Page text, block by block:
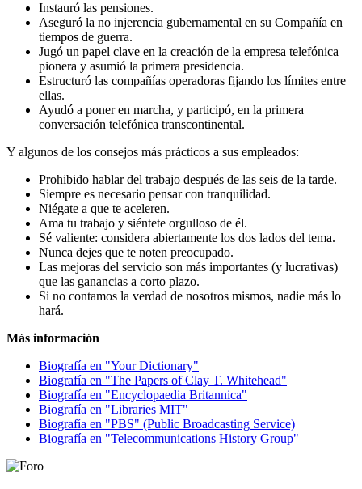
Instauró las pensiones.
Aseguró la no injerencia gubernamental en su Compañía en
tiempos de guerra.
Jugó un papel clave en la creación de la empresa telefónica
pionera y asumió la primera presidencia.
Estructuró las compañías operadoras fijando los límites entre
ellas.
Ayudó a poner en marcha, y participó, en la primera
conversación telefónica transcontinental.
Y algunos de los consejos más prácticos a sus empleados:
Prohibido hablar del trabajo después de las seis de la tarde.
Siempre es necesario pensar con tranquilidad.
Niégate a que te aceleren.
Ama tu trabajo y siéntete orgulloso de él.
Sé valiente: considera abiertamente los dos lados del tema.
Nunca dejes que te noten preocupado.
Las mejoras del servicio son más importantes (y lucrativas)
que las ganancias a corto plazo.
Si no contamos la verdad de nosotros mismos, nadie más lo
hará.
Más información
Biografía en "Your Dictionary"
Biografía en "The Papers of Clay T. Whitehead"
Biografía en "Encyclopaedia Britannica"
Biografía en "Libraries MIT"
Biografía en "PBS" (Public Broadcasting Service)
Biografía en "Telecommunications History Group"